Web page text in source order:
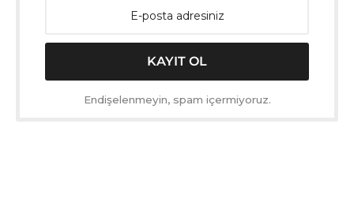
Endişelenmeyin, spam içermiyoruz.